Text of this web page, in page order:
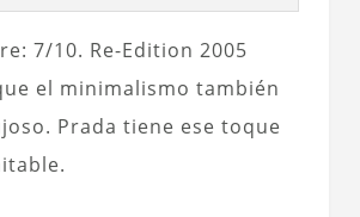
7/10. Re-Edition 2005
el minimalismo también
Prada tiene ese toque